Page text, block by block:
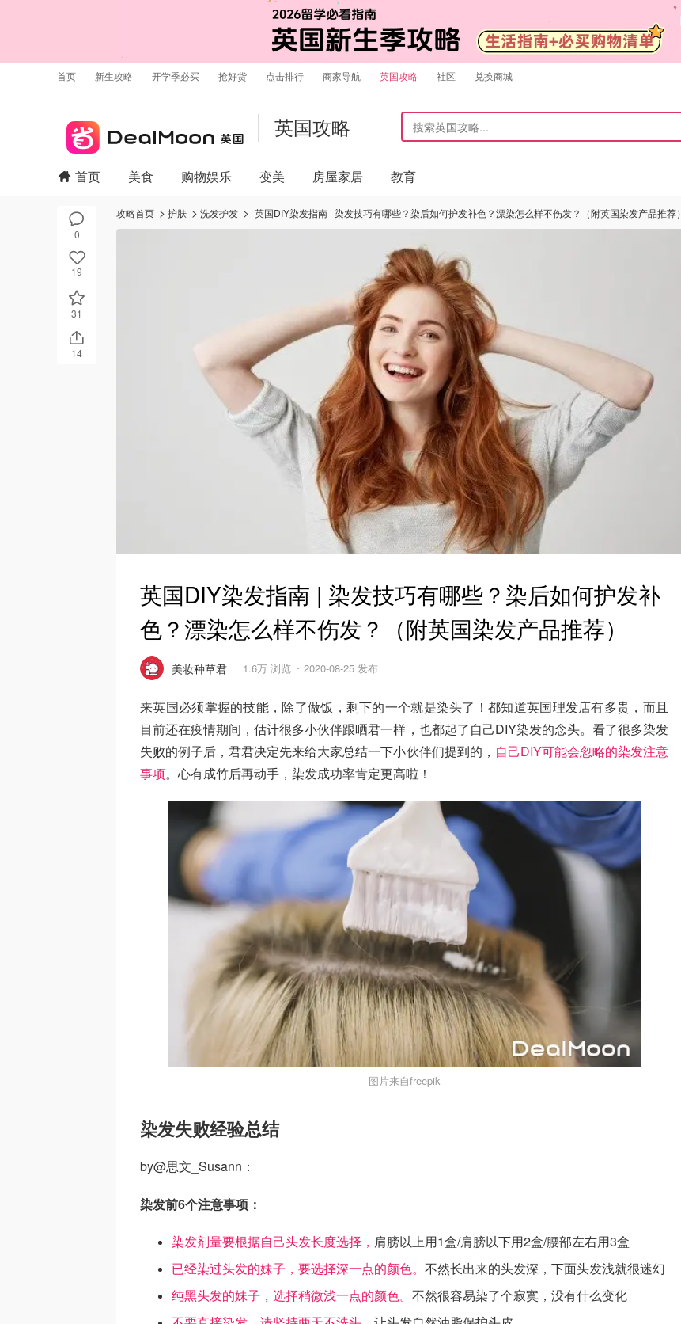
首页 新生攻略 开学季必买 抢好货 点击排行 商家导航 英国攻略 社区 兑换商城
英国攻略
0
19
31
14
首页 美食 购物娱乐 变美 房屋家居 教育
攻略首页 护肤 洗发护发 英国DIY染发指南 | 染发技巧有哪些？染后如何护发补色？漂染怎么样不伤发？（附英国染发产品推荐）
英国DIY染发指南 | 染发技巧有哪些？染后如何护发补
色？漂染怎么样不伤发？（附英国染发产品推荐）
美妆种草君 1.6万 浏览 2020-08-25 发布
来英国必须掌握的技能，除了做饭，剩下的一个就是染头了！都知道英国理发店有多贵，而且
目前还在疫情期间，估计很多小伙伴跟晒君一样，也都起了自己DIY染发的念头。看了很多染发
失败的例子后，君君决定先来给大家总结一下小伙伴们提到的， 自己DIY可能会忽略的染发注意
事项。心有成竹后再动手，染发成功率肯定更高啦！
图片来自freepik
染发失败经验总结
by@思文_Susann：
染发前6个注意事项：
染发剂量要根据自己头发长度选择， 肩膀以上用1盒/肩膀以下用2盒/腰部左右用3盒
已经染过头发的妹子，要选择深一点的颜色。 不然长出来的头发深，下面头发浅就很迷幻
纯黑头发的妹子，选择稍微浅一点的颜色。 不然很容易染了个寂寞，没有什么变化